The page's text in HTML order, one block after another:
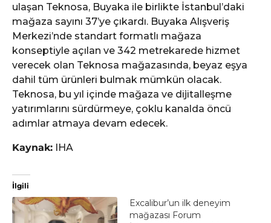
ulaşan Teknosa, Buyaka ile birlikte İstanbul’daki
mağaza sayını 37’ye çıkardı. Buyaka Alışveriş
Merkezi’nde standart formatlı mağaza
konseptiyle açılan ve 342 metrekarede hizmet
verecek olan Teknosa mağazasında, beyaz eşya
dahil tüm ürünleri bulmak mümkün olacak.
Teknosa, bu yıl içinde mağaza ve dijitalleşme
yatırımlarını sürdürmeye, çoklu kanalda öncü
adımlar atmaya devam edecek.
Kaynak: IHA
İlgili
Excalibur’un ilk deneyim
mağazası Forum